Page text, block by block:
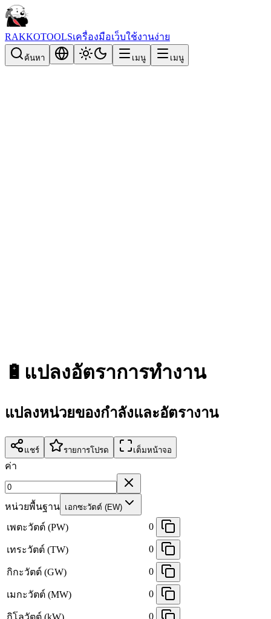
RAKKOTOOLSเครื่องมือเว็บใช้งานง่าย
ค้นหา เมนู เมนู
🔋 แปลงอัตราการทำงาน
แปลงหน่วยของกำลังและอัตรางาน
แชร์ รายการโปรด เต็มหน้าจอ
ค่า
หน่วยพื้นฐาน เอกซะวัตต์ (EW)
เพตะวัตต์ (PW) 0
เทระวัตต์ (TW) 0
กิกะวัตต์ (GW) 0
เมกะวัตต์ (MW) 0
กิโลวัตต์ (kW) 0